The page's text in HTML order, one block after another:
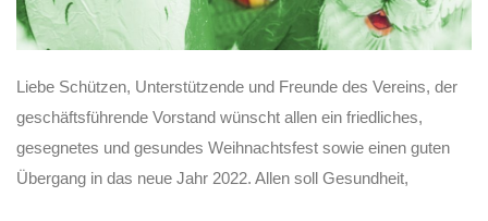
Liebe Schützen, Unterstützende und Freunde des Vereins, der
geschäftsführende Vorstand wünscht allen ein friedliches,
gesegnetes und gesundes Weihnachtsfest sowie einen guten
Übergang in das neue Jahr 2022. Allen soll Gesundheit,